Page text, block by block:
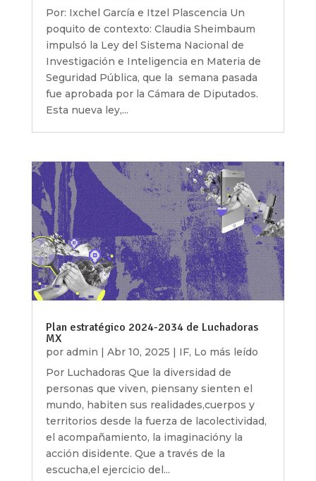
Por: Ixchel García e Itzel Plascencia Un
poquito de contexto: Claudia Sheimbaum
impulsó la Ley del Sistema Nacional de
Investigación e Inteligencia en Materia de
Seguridad Pública, que la semana pasada
fue aprobada por la Cámara de Diputados.
Esta nueva ley,...
Plan estratégico 2024-2034 de Luchadoras
MX
por admin | Abr 10, 2025 | IF, Lo más leído
Por Luchadoras Que la diversidad de
personas que viven, piensany sienten el
mundo, habiten sus realidades,cuerpos y
territorios desde la fuerza de lacolectividad,
el acompañamiento, la imaginacióny la
acción disidente. Que a través de la
escucha,el ejercicio del...